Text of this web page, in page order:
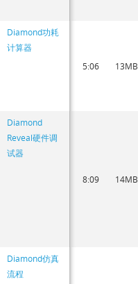
Diamond功耗
计算器
5:06
13MB
Diamond
Reveal硬件调
试器
8:09 14MB
Diamond仿真
流程